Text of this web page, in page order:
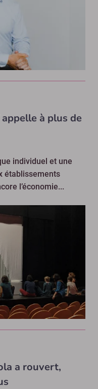
appelle à plus de
individuel et une
établissements
l’économie...
a rouvert,